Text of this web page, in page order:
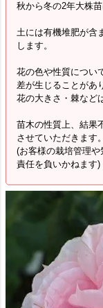
秋から冬の2年大株
土には有機堆肥が含
します。
花の色や性質につい
差が生じることがあ
花の大きさ・棘など
苗木の性質上、結果
させていただきます。
(お客様の栽培管理
責任を負いかねます)